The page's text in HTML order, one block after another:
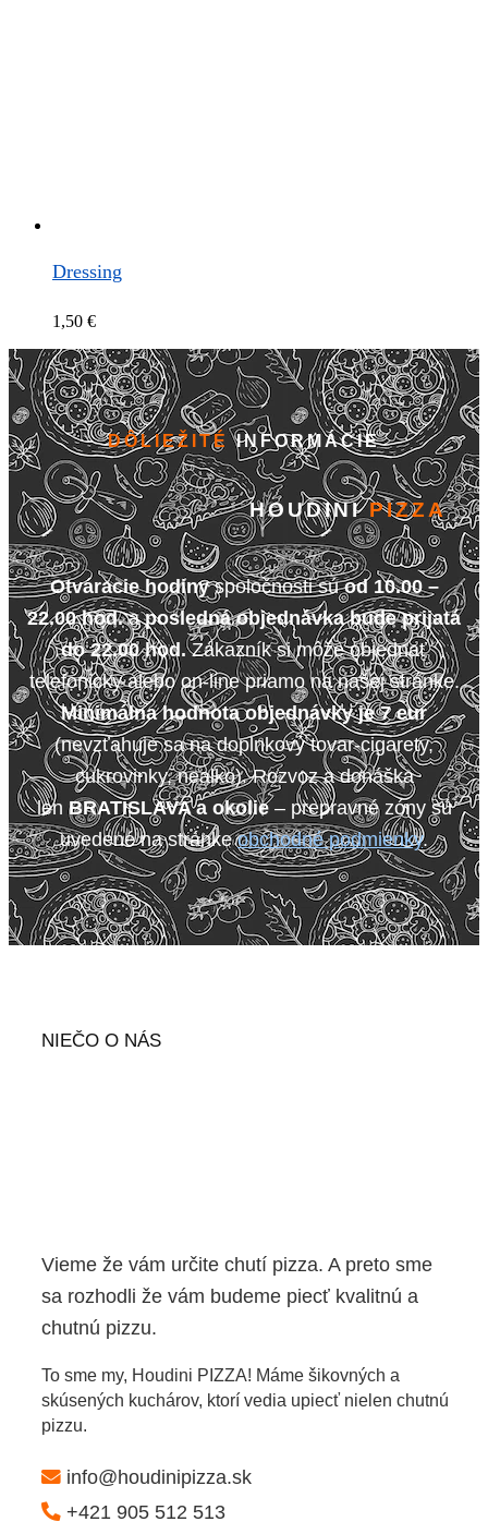
Dressing
1,50 €
DÔLIEŽITÉ INFORMÁCIE
HOUDINIPIZZA
Otváracie hodinyspoločnosti súod 10.00 –
22.00 hod.aposledná objednávka bude prijatá
do 22.00 hod.Zákazník si môže objednať
telefonicky alebo on-line priamo na našej stránke.
Minimálna hodnota objednávky je 7 eur
(nevzťahuje sa na doplnkový tovar-cigarety,
cukrovinky, nealko). Rozvoz a donáška
lenBRATISLAVA a okolie– prepravné zóny sú
uvedené na stránke obchodné podmienky.
NIEČO O NÁS
Vieme že vám určite chutí pizza. A preto sme
sa rozhodli že vám budeme piecť kvalitnú a
chutnú pizzu.
To sme my, Houdini PIZZA! Máme šikovných a
skúsených kuchárov, ktorí vedia upiecť nielen chutnú
pizzu.
info@houdinipizza.sk
+421 905 512 513